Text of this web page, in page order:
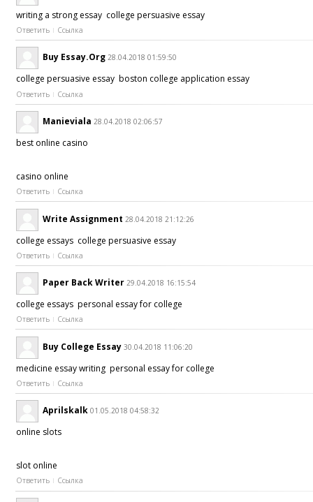
writing a strong essay college persuasive essay
Ответить Ссылка
Buy Essay.Org 28.04.2018 01:59:50
college persuasive essay boston college application essay
Ответить Ссылка
Manieviala 28.04.2018 02:06:57
best online casino
casino online
Ответить Ссылка
Write Assignment 28.04.2018 21:12:26
college essays college persuasive essay
Ответить Ссылка
Paper Back Writer 29.04.2018 16:15:54
college essays personal essay for college
Ответить Ссылка
Buy College Essay 30.04.2018 11:06:20
medicine essay writing personal essay for college
Ответить Ссылка
Aprilskalk 01.05.2018 04:58:32
online slots
slot online
Ответить Ссылка